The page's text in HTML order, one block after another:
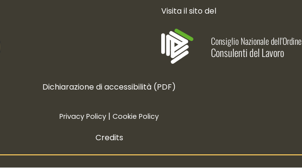
Visita il sito del
Consiglio Nazionale dell'Ordine
Consulenti del Lavoro
Dichiarazione di accessibilità (PDF)
Privacy Policy | Cookie Policy
Credits